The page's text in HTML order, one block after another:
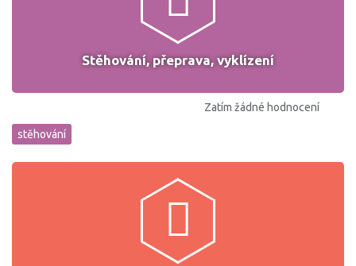
Stěhování, přeprava, vyklízení
Zatím žádné hodnocení
stěhování